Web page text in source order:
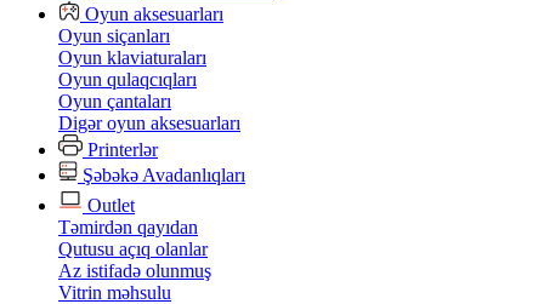
Oyun aksesuarları
Oyun siçanları
Oyun klaviaturaları
Oyun qulaqcıqları
Oyun çantaları
Digər oyun aksesuarları
Printerlər
Şəbəkə Avadanlıqları
Outlet
Təmirdən qayıdan
Qutusu açıq olanlar
Az istifadə olunmuş
Vitrin məhsulu